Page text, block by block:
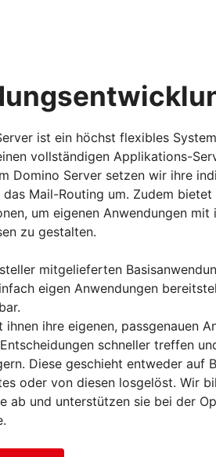
ist ein höchst flexibles
vollständigen Applikations-
Domino Server setzen wir ihre
Mail-Routing um. Zudem bietet
um eigenen Anwendungen
zu gestalten.
mitgelieferten
eigen Anwendungen
ihre eigenen, passgenauen
schneller treffen
Diese geschieht entweder auf
oder von diesen losgelöst. Wir
ab und unterstützen sie bei der